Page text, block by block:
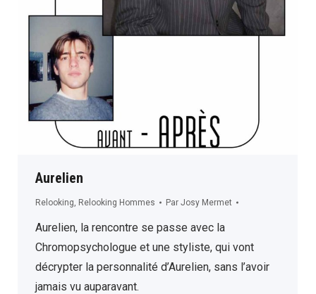
Aurelien
Relooking Relooking Hommes Par Josy Mermet
Aurelien, la rencontre se passe avec la
Chromopsychologue et une styliste, qui vont
décrypter la personnalité d’Aurelien, sans l’avoir
jamais vu auparavant.